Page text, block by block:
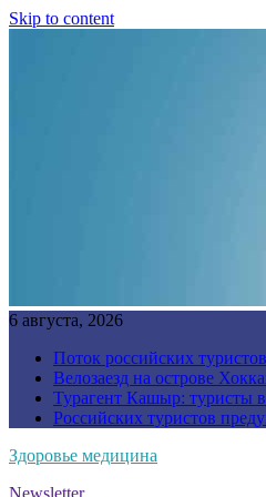
Skip to content
6 августа, 2026
Поток российских
Велозаезд на острове
Турагент Кашыр: туристы
Российских туристов
Здоровье медицина
Newsletter